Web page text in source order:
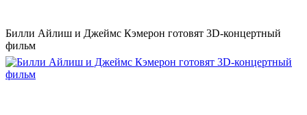
Билли Айлиш и Джеймс Кэмерон готовят 3D-концертный
фильм